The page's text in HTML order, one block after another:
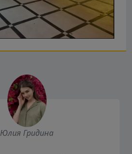
Юлия Гридина